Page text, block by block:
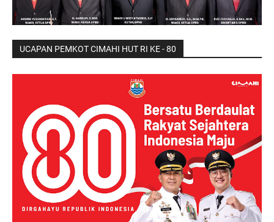
UCAPAN PEMKOT CIMAHI HUT RI KE - 80